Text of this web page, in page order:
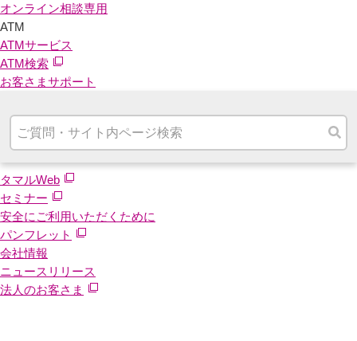
オンライン相談専用
ATM
ATMサービス
ATM検索
お客さまサポート
タマルWeb
セミナー
安全にご利用いただくために
パンフレット
会社情報
ニュースリリース
法人のお客さま